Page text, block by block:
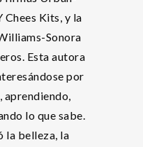
Kits, y la
Sonora
Esta autora
por
aprendiendo,
lo que sabe.
la belleza, la